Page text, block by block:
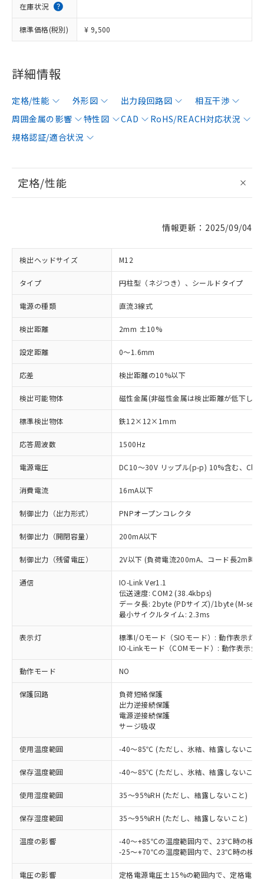
在庫状況
標準価格(税別) ¥ 9,500
詳細情報
定格/性能 外形図 出力段回路図
相互干渉
周囲金属の影響
特性図 CAD
RoHS/REACH対応状況
規格認証/適合状況
定格/性能
情報更新：2025/09/04
検出ヘッドサイズ M12
タイプ 円柱型（ネジつき）、シールドタイプ
電源の種類 直流3線式
検出距離 2mm ±10%
設定距離 0～1.6mm
応差 検出距離の10%以下
検出可能物体 磁性金属(非磁性金属は検出距離が低下しま
標準検出物体 鉄12×12×1mm
応答周波数 1500Hz
電源電圧 DC10～30V リップル(p-p) 10%含む、
消費電流 16mA以下
制御出力（出力形式） PNPオープンコレクタ
制御出力（開閉容量） 200mA以下
制御出力（残留電圧） 2V以下 (負荷電流200mA、コード長2m時)
通信
IO-Link Ver1.1
伝送速度: COM2 (38.4kbps)
データ長: 2byte (PDサイズ)/1byte (M-
最小サイクルタイム: 2.3ms
表示灯
標準I/Oモード（SIOモード）: 動作表示灯(
IO-Linkモード（COMモード）: 動作表示
動作モード NO
保護回路
負荷短絡保護
出力逆接続保護
電源逆接続保護
サージ吸収
使用温度範囲 -40～85℃ (ただし、氷結、結露しないこと)
保存温度範囲 -40～85℃ (ただし、氷結、結露しないこと)
使用湿度範囲 35～95%RH (ただし、結露しないこと)
保存湿度範囲 35～95%RH (ただし、結露しないこと)
温度の影響
-40～+85℃の温度範囲内で、23℃時の検
-25～+70℃の温度範囲内で、23℃時の検
電圧の影響 定格電源電圧±15%の範囲内で、定格電
ご利用条件
以下の条件をお読みいただき、同意のうえ
ご利用ください。
本サービスは、当社制御機器事業取扱
商品の当社在庫状況および標準価格
(税抜)を提供させていただくもので
当社制御機器事業取扱商品の中には、
※1 対応状況
対応済み：EU RoHS指令（10物質）の
非含有に対応した製品が提供可能な商品で
対応予定：EU RoHS指令（10物質）の非含
有に対応した製品に切り替える予定のある
対応予定なし：EU RoHS指令（10物質）の
非含有に非対応の商品で、対応品を出す予
定はありません。
非含有の対応状況を調査中または確認中の
商品です。
非該当品：ライセンス料など無形物で、有
害物質有無と関係のない商品です。
仕入先様の事情により、非含有部品として
※1 中国RoHS○×表
「○」：最大均質材料含有率が中国RoHSの
基準値以下であることを示します。
「×」：最大均質材料含有率が中国RoHSの